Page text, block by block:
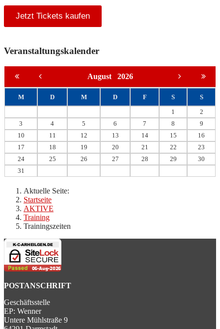
Jetzt Tickets kaufen
Veranstaltungskalender
August 2026
M D M D F S
S
1
2
3
4 5 6 7 8
9
10
11 12 13 14 15
16
17
18 19 20 21 22
23
24
25 26 27 28 29
30
31
Aktuelle Seite:
Startseite
AKTIVE
Training
Trainingszeiten
POSTANSCHRIFT
Geschäftsstelle
EP: Wenner
Untere Mühlstraße 9